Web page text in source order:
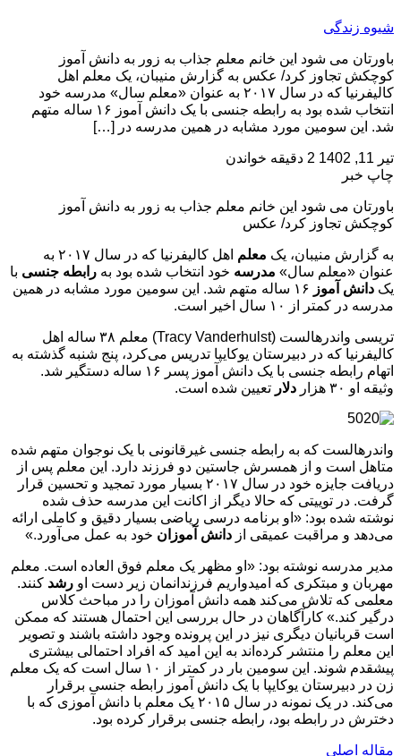
شیوه زندگی
باورتان می شود این خانم معلم جذاب به زور به دانش آموز
کوچکش تجاوز کرد/ عکس به گزارش منیبان، یک معلم اهل
کالیفرنیا که در سال ۲۰۱۷ به عنوان «معلم سال» مدرسه خود
انتخاب شده بود به رابطه جنسی با یک دانش آموز ۱۶ ساله متهم
شد. این سومین مورد مشابه در همین مدرسه در […]
تیر 11, 1402
2 دقیقه خواندن
چاپ خبر
باورتان می شود این خانم معلم جذاب به زور به دانش آموز
کوچکش تجاوز کرد/ عکس
به گزارش منیبان، یک معلم
اهل کالیفرنیا که در سال ۲۰۱۷ به
عنوان «معلم سال» مدرسه خود انتخاب شده بود به رابطه جنسی با
یک دانش آموز
۱۶ ساله متهم شد. این سومین مورد مشابه در همین
مدرسه در کمتر از ۱۰ سال اخیر است.
تریسی واندرهالست (Tracy Vanderhulst) معلم ۳۸ ساله اهل
کالیفرنیا که در دبیرستان یوکایپا تدریس می‌کرد، پنج شنبه گذشته به
اتهام رابطه جنسی با یک دانش آموز پسر ۱۶ ساله دستگیر شد.
وثیقه او ۳۰ هزار
دلار تعیین شده است.
واندرهالست که به رابطه جنسی غیرقانونی با یک نوجوان متهم شده
متاهل است و از همسرش جاستین دو فرزند دارد. این معلم پس از
دریافت جایزه خود در سال ۲۰۱۷ بسیار مورد تمجید و تحسین قرار
گرفت. در توییتی که حالا دیگر از اکانت این مدرسه حذف شده
نوشته شده بود: «او برنامه درسی ریاضی بسیار دقیق و کاملی ارائه
می‌دهد و مراقبت عمیقی از دانش آموزان خود به عمل می‌آورد.»
مدیر مدرسه نوشته بود: «او مظهر یک معلم فوق العاده است. معلم
مهربان و مبتکری که امیدواریم فرزندانمان زیر دست او رشد کنند.
معلمی که تلاش می‌کند همه دانش آموزان را در مباحث کلاس
درگیر کند.» کارآگاهان در حال بررسی این احتمال هستند که ممکن
است قربانیان دیگری نیز در این پرونده وجود داشته باشند و تصویر
این معلم را منتشر کرده‌اند به این امید که افراد احتمالی بیشتری
پیشقدم شوند. این سومین بار در کمتر از ۱۰ سال است که یک معلم
زن در دبیرستان یوکایپا با یک دانش آموز رابطه جنسی برقرار
می‌کند. در یک نمونه در سال ۲۰۱۵ یک معلم با دانش آموزی که با
دخترش در رابطه بود، رابطه جنسی برقرار کرده بود.
مقاله اصلی